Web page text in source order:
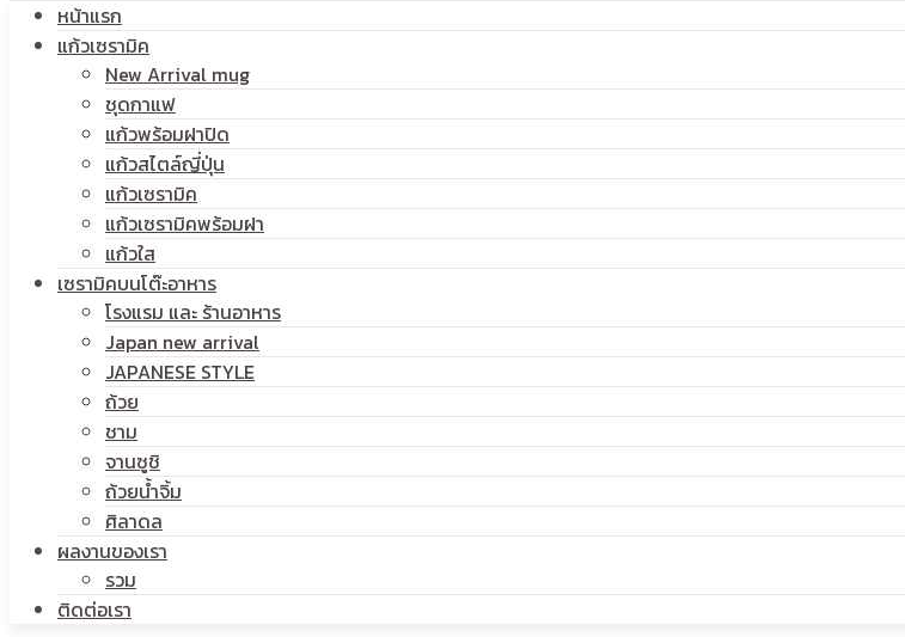
สกรีน
โลโก้
แก้ว
สกรีน
โลโก้
หน้าแรก
แก้วเซรามิค
New Arrival mug
ชุดกาแฟ
แก้วพร้อมฝาปิด
แก้วสไตล์ญี่ปุ่น
แก้วเซรามิค
แก้วเซรามิคพร้อมฝา
แก้วใส
เซรามิคบนโต๊ะอาหาร
โรงแรม และ ร้านอาหาร
Japan new arrival
JAPANESE STYLE
ถ้วย
ชาม
จานซูชิ
ถ้วยน้ำจิ้ม
ศิลาดล
ผลงานของเรา
รวม
ติดต่อเรา